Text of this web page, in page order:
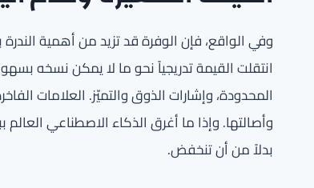
وفي الواقع، فإن الوفرة قد تزيد من أهمية الندرة
انتقلت القيمة تدريجياً نحو ما لا يمكن نسخه
المحدودة، وإشارات الذوق والتميّز. العلامات
وأصالتها. وإذا ما أغرق الذكاء الاصطناعي
بدلاً من أن تنخفض.